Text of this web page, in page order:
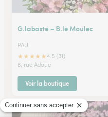
G.labaste – B.le Moulec
PAU
★★★★★4.5 (31)
6, rue Adoue
Voir la boutique